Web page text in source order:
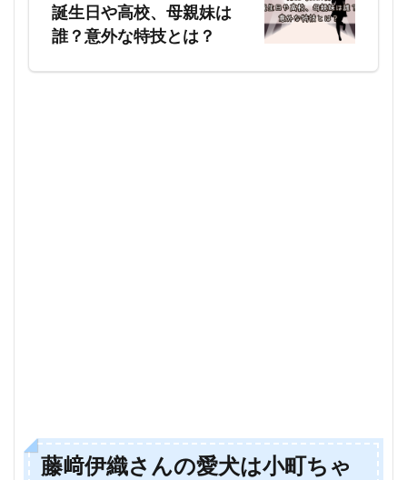
誕生日や高校、母親妹は
誰？意外な特技とは？
藤﨑伊織さんの愛犬は小町ちゃ